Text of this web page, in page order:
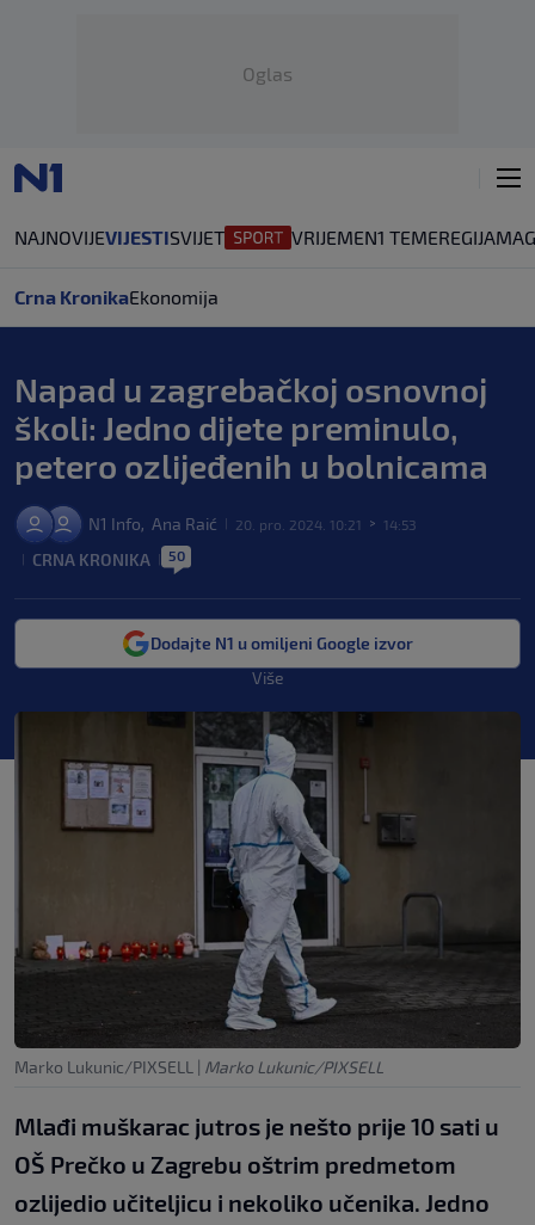
Oglas
NAJNOVIJEVIJESTISVIJET VRIJEMEN1 TEMEREGIJA
Crna KronikaEkonomija
Napad u zagrebačkoj osnovnoj
školi: Jedno dijete preminulo,
petero ozlijeđenih u bolnicama
N1 Info, Ana Raić 20. pro. 2024. 10:21 > 14:53
CRNA KRONIKA 50
Dodajte N1 u omiljeni Google izvor
Više
Marko Lukunic/PIXSELL | Marko Lukunic/PIXSELL
Mlađi muškarac jutros je nešto prije 10 sati u
OŠ Prečko u Zagrebu oštrim predmetom
ozlijedio učiteljicu i nekoliko učenika. Jedno